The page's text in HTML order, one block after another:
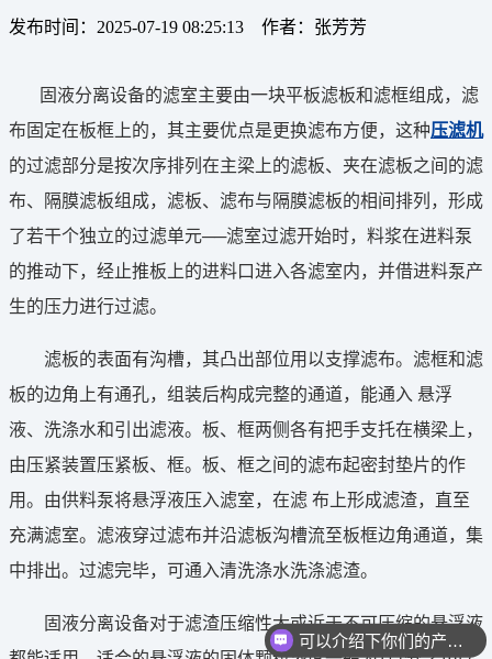
发布时间：2025-07-19 08:25:13 作者：张芳芳
固液分离设备的滤室主要由一块平板滤板和滤框组成，滤
布固定在板框上的，其主要优点是更换滤布方便，这种压滤机
的过滤部分是按次序排列在主梁上的滤板、夹在滤板之间的滤
布、隔膜滤板组成，滤板、滤布与隔膜滤板的相间排列，形成
了若干个独立的过滤单元──滤室过滤开始时，料浆在进料泵
的推动下，经止推板上的进料口进入各滤室内，并借进料泵产
生的压力进行过滤。
滤板的表面有沟槽，其凸出部位用以支撑滤布。滤框和滤
板的边角上有通孔，组装后构成完整的通道，能通入 悬浮
液、洗涤水和引出滤液。板、框两侧各有把手支托在横梁上，
由压紧装置压紧板、框。板、框之间的滤布起密封垫片的作
用。由供料泵将悬浮液压入滤室，在滤 布上形成滤渣，直至
充满滤室。滤液穿过滤布并沿滤板沟槽流至板框边角通道，集
中排出。过滤完毕，可通入清洗涤水洗涤滤渣。
固液分离设备对于滤渣压缩性大或近于不可压缩的悬浮液